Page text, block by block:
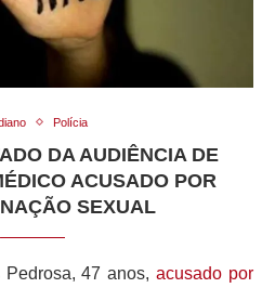
Polícia
DA AUDIÊNCIA DE
ACUSADO POR
SEXUAL
Pedrosa, 47 anos,acusado por